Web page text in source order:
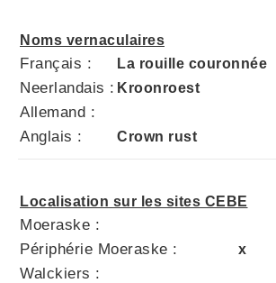
Noms vernaculaires
Français : La rouille couronnée
Neerlandais : Kroonroest
Allemand :
Anglais :
Crown rust
Localisation sur les sites CEBE
Moeraske :
Périphérie Moeraske :
x
Walckiers :